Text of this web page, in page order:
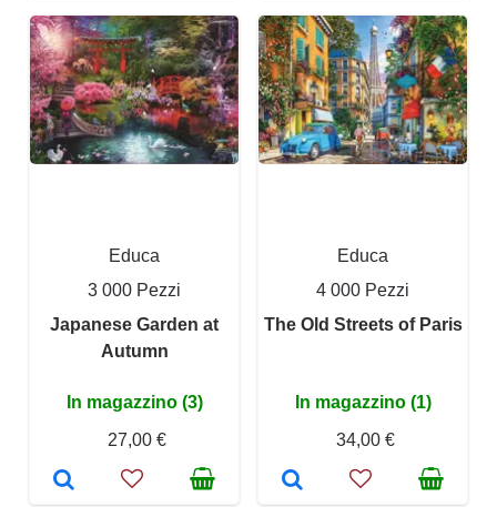
Educa
3 000 Pezzi
Japanese Garden at
Autumn
In magazzino (3)
27,00 €
Educa
4 000 Pezzi
The Old Streets of Paris
In magazzino (1)
34,00 €